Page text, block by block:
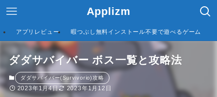
Applizm
アプリレビュー 暇つぶし無料インストール不要で遊べるゲーム
ダダサバイバー ボス一覧と攻略法
ダダサバイバー(Survivorio)攻略
2023年1月4日 2023年1月12日